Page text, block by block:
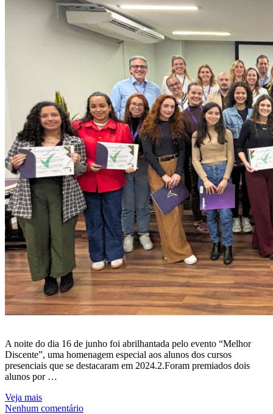
A noite do dia 16 de junho foi abrilhantada pelo evento “Melhor
Discente”, uma homenagem especial aos alunos dos cursos
presenciais que se destacaram em 2024.2.Foram premiados dois
alunos por …
Veja mais
Nenhum comentário